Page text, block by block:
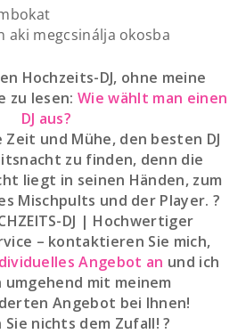
aki megcsinálja okosba
Hochzeits-DJ, ohne meine
zu lesen:Wie wählt man einen
DJ aus?
Zeit und Mühe, den besten DJ
zu finden, denn die
liegt in seinen Händen, zum
Mischpults und der Player. ?
DJ | Hochwertiger
– kontaktieren Sie mich,
Angebot an und ich
umgehend mit meinem
Angebot bei Ihnen!
Sie nichts dem Zufall! ?